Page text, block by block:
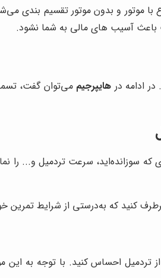
موتور و بدون موتور تقسیم بندی
باعث آسیب های مالی به شما نشود.
ادامه در هایپرجیم می‌توان گفت،
سوزانده‌اید، سرعت تردمیل و...
کنید که به‌درستی از شرایط تمرین
احساس کنید. با توجه به این